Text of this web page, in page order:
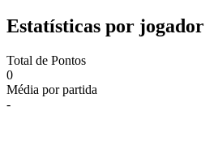
Estatísticas por jogador
Total de Pontos
0
Média por partida
-